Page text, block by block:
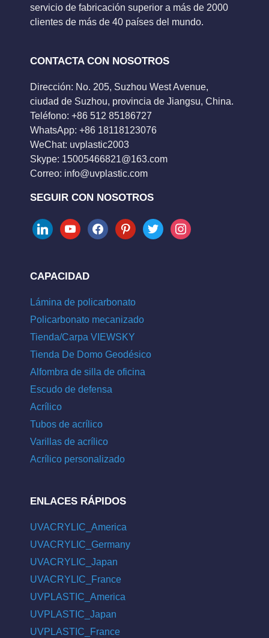
servicio de fabricación superior a más de 2000
clientes de más de 40 países del mundo.
CONTACTA CON NOSOTROS
Dirección: No. 205, Suzhou West Avenue,
ciudad de Suzhou, provincia de Jiangsu, China.
Teléfono: +86 512 85186727
WhatsApp: +86 18118123076
WeChat: uvplastic2003
Skype: 15005466821@163.com
Correo: info@uvplastic.com
SEGUIR CON NOSOTROS
linkedinyoutubefacebookpinteresttwitter instagram
CAPACIDAD
Lámina de policarbonato
Policarbonato mecanizado
Tienda/Carpa VIEWSKY
Tienda De Domo Geodésico
Alfombra de silla de oficina
Escudo de defensa
Acrílico
Tubos de acrílico
Varillas de acrílico
Acrílico personalizado
ENLACES RÁPIDOS
UVACRYLIC_America
UVACRYLIC_Germany
UVACRYLIC_Japan
UVACRYLIC_France
UVPLASTIC_America
UVPLASTIC_Japan
UVPLASTIC_France